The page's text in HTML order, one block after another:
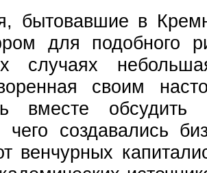
бытовавшие в
для подобного
случаях
своим
вместе
чего создавались
венчурных